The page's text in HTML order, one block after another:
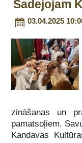
Sadejojam
03.04.2025
zināšanas un
pamatsoļiem.
Kandavas